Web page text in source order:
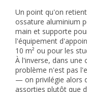
Un point qu'on
ossature aluminium
main et supporte
l'équipement
10 m² ou pour les
À l'inverse, dans une
problème n'est pas
— on privilégie alors
assorties plutôt que